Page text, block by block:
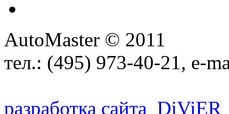
AutoMaster © 2011
тел.: (495) 973-40-21, e-
разработка сайта DiViER